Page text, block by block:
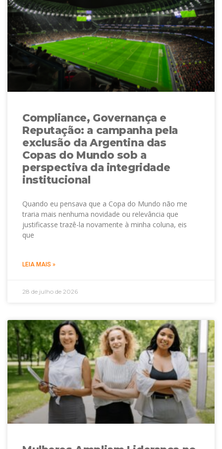
Compliance, Governança e
Reputação: a campanha pela
exclusão da Argentina das
Copas do Mundo sob a
perspectiva da integridade
institucional
Quando eu pensava que a Copa do Mundo não me
traria mais nenhuma novidade ou relevância que
justificasse trazê-la novamente à minha coluna, eis
que
LEIA MAIS »
28 de julho de 2026